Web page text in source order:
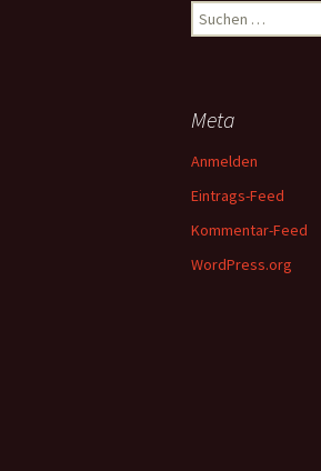
Suchen
nach:
Meta
Anmelden
Eintrags-Feed
Kommentar-Feed
WordPress.org